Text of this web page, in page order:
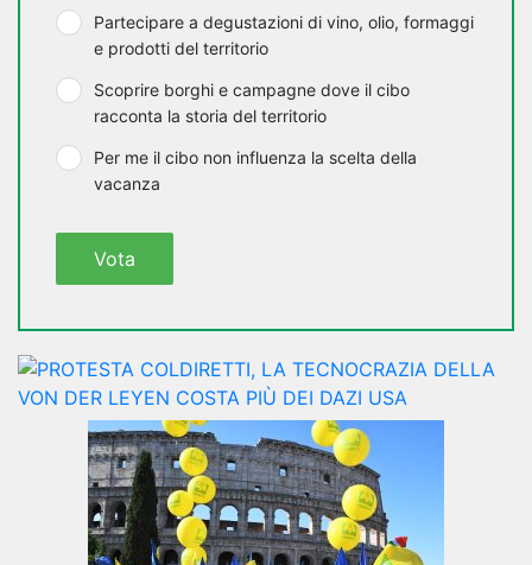
Partecipare a degustazioni di vino, olio, formaggi
e prodotti del territorio
Scoprire borghi e campagne dove il cibo
racconta la storia del territorio
Per me il cibo non influenza la scelta della
vacanza
Vota